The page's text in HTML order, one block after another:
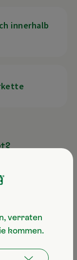
innerhalb
verraten
kommen.